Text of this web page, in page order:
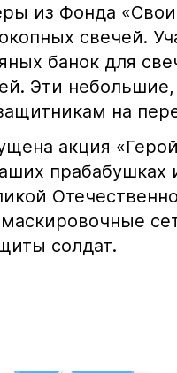
из Фонда
свечей.
банок для
Эти
на
акция
прабабушках
солдат.